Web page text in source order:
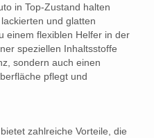
in Top-Zustand halten
und glatten
einem flexiblen Helfer in der
speziellen Inhaltsstoffe
sondern auch einen
pflegt und
zahlreiche Vorteile, die